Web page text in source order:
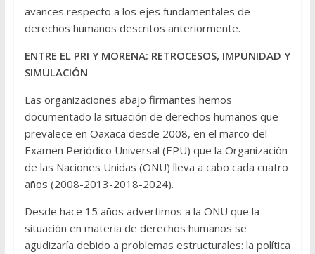
avances respecto a los ejes fundamentales de
derechos humanos descritos anteriormente.
ENTRE EL PRI Y MORENA: RETROCESOS, IMPUNIDAD Y
SIMULACIÓN
Las organizaciones abajo firmantes hemos
documentado la situación de derechos humanos que
prevalece en Oaxaca desde 2008, en el marco del
Examen Periódico Universal (EPU) que la Organización
de las Naciones Unidas (ONU) lleva a cabo cada cuatro
años (2008-2013-2018-2024).
Desde hace 15 años advertimos a la ONU que la
situación en materia de derechos humanos se
agudizaría debido a problemas estructurales: la política